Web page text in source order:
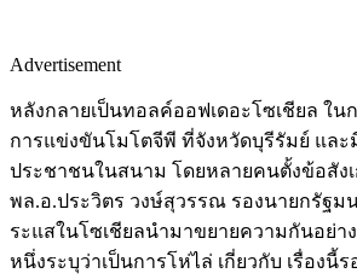
Advertisement
หลังกลายเป็นทอลค์ออฟเดอะโซเชียล ใน
การแข่งขันโมโตจีพี ที่จังหวัดบุรีรัมย์ และ
ประชาชนในสนาม โดยหลายคนตั้งข้อสัง
พล.อ.ประวิตร วงษ์สุวรรณ รองนายกรัฐม
ระแสในโซเชียลนำมาขยายความกันอย่า
หนึ่งระบุว่าเป็นการโห่ไล่ เกี่ยวกับ เรื่องนี้